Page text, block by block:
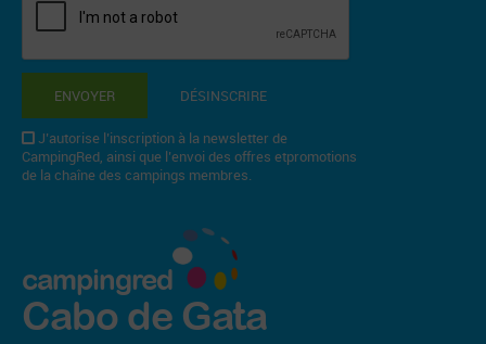
ENVOYER DÉSINSCRIRE
J’autorise l’inscription à la newsletter de
CampingRed, ainsi que l’envoi des offres etpromotions
de la chaîne des campings membres.
campingred
Cabo de Gata